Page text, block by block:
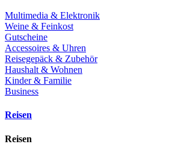
Multimedia & Elektronik
Weine & Feinkost
Gutscheine
Accessoires & Uhren
Reisegepäck & Zubehör
Haushalt & Wohnen
Kinder & Familie
Business
Reisen
Reisen